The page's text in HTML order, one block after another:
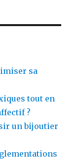
sa
tout en
?
un bijoutier